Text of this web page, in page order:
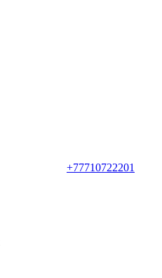
+77710722201